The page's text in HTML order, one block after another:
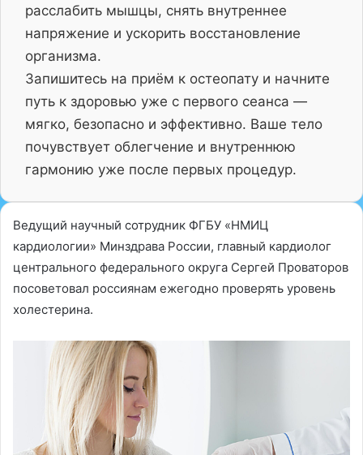
расслабить мышцы, снять внутреннее
напряжение и ускорить восстановление
организма.
Запишитесь на приём к остеопату и начните
путь к здоровью уже с первого сеанса —
мягко, безопасно и эффективно. Ваше тело
почувствует облегчение и внутреннюю
гармонию уже после первых процедур.
Ведущий научный сотрудник ФГБУ «НМИЦ
кардиологии» Минздрава России, главный кардиолог
центрального федерального округа Сергей Проваторов
посоветовал россиянам ежегодно проверять уровень
холестерина.